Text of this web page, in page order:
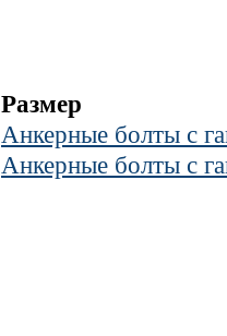
Размер
Анкерные болты с
Анкерные болты с